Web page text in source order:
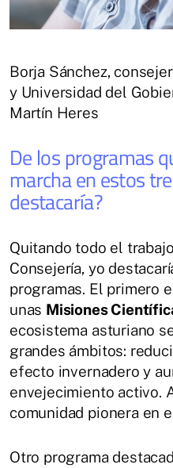
Borja Sánchez,
y Universidad del
Martín Heres
De los programas
marcha en estos
destacaría?
Quitando todo el
Consejería, yo
programas. El primero
unas Misiones
ecosistema asturiano
grandes ámbitos:
efecto invernadero y
envejecimiento activo.
comunidad pionera en
Otro programa